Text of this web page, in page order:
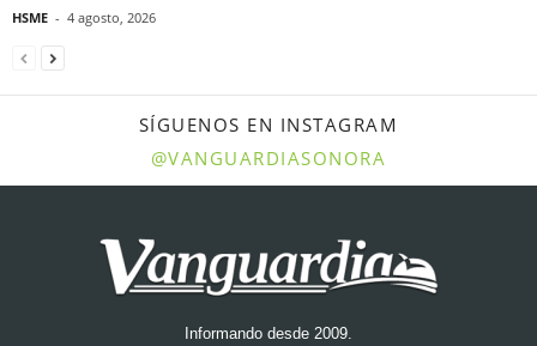
HSME - 4 agosto, 2026
SÍGUENOS EN INSTAGRAM
@VANGUARDIASONORA
Informando desde 2009.